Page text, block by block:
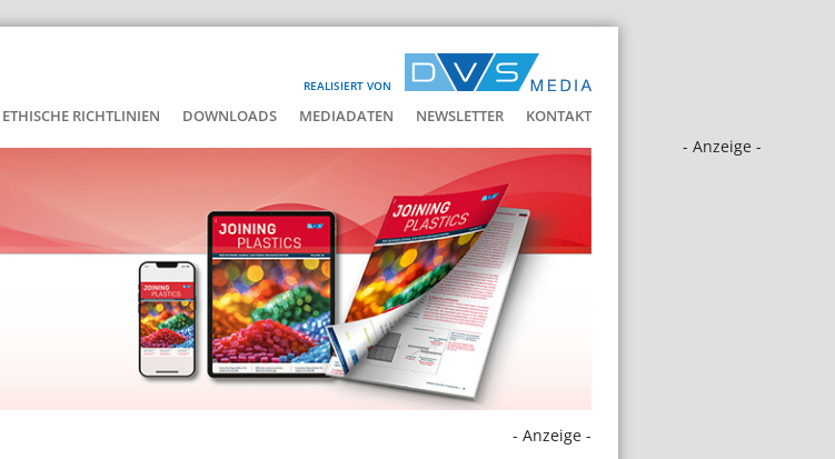
REALISIERT VON
ETHISCHE RICHTLINIEN DOWNLOADS MEDIADATEN NEWSLETTER KONTAKT
- Anzeige -
- Anzeige -